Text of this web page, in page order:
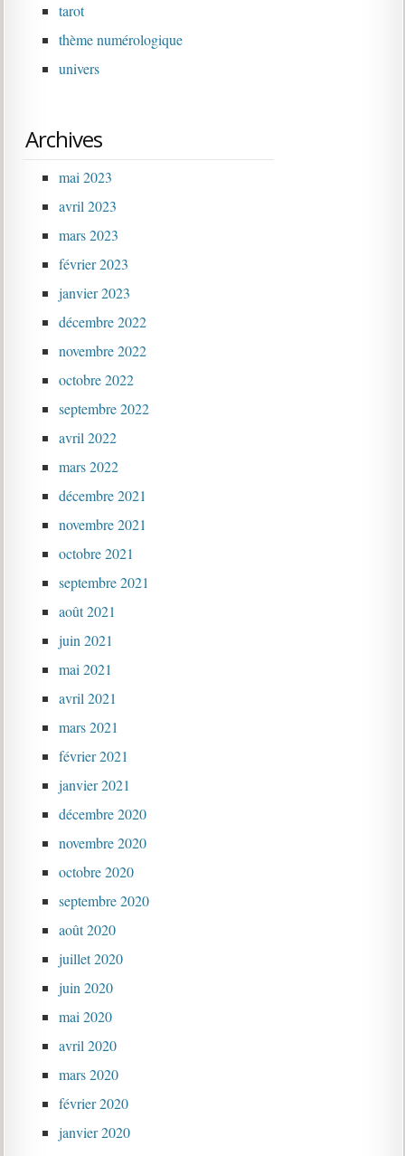
tarot
thème numérologique
univers
Archives
mai 2023
avril 2023
mars 2023
février 2023
janvier 2023
décembre 2022
novembre 2022
octobre 2022
septembre 2022
avril 2022
mars 2022
décembre 2021
novembre 2021
octobre 2021
septembre 2021
août 2021
juin 2021
mai 2021
avril 2021
mars 2021
février 2021
janvier 2021
décembre 2020
novembre 2020
octobre 2020
septembre 2020
août 2020
juillet 2020
juin 2020
mai 2020
avril 2020
mars 2020
février 2020
janvier 2020